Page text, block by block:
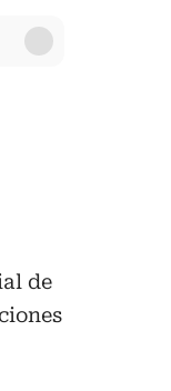
de